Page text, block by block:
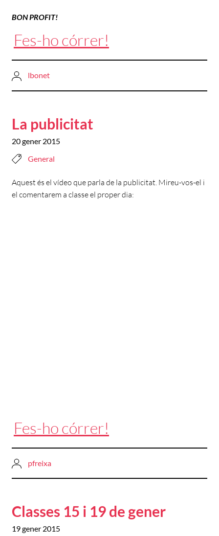
BON PROFIT!
Fes-ho córrer!
lbonet
La publicitat
20 gener 2015
General
Aquest és el vídeo que parla de la publicitat. Mireu-vos-el i
el comentarem a classe el proper dia:
Fes-ho córrer!
pfreixa
Classes 15 i 19 de gener
19 gener 2015